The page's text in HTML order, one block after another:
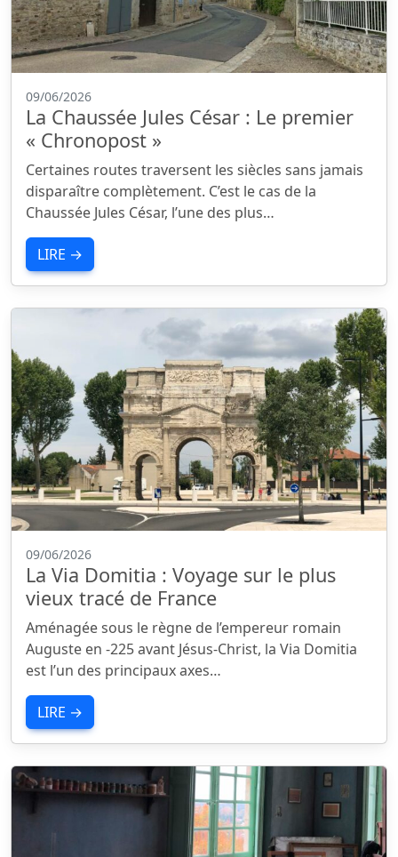
09/06/2026
La Chaussée Jules César : Le premier
« Chronopost »
Certaines routes traversent les siècles sans jamais
disparaître complètement. C’est le cas de la
Chaussée Jules César, l’une des plus…
LIRE →
09/06/2026
La Via Domitia : Voyage sur le plus
vieux tracé de France
Aménagée sous le règne de l’empereur romain
Auguste en -225 avant Jésus-Christ, la Via Domitia
est l’un des principaux axes…
LIRE →